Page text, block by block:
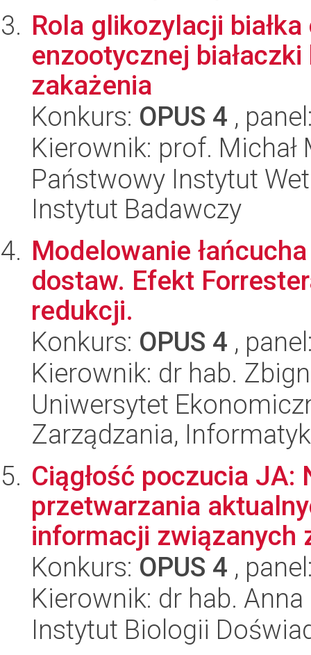
Rola glikozylacji
enzootycznej
zakażenia
Konkurs: OPUS 4 ,
Kierownik: prof. Michał
Państwowy Instytut
Instytut Badawczy
Modelowanie
dostaw. Efekt
redukcji.
Konkurs: OPUS 4 ,
Kierownik: dr hab.
Uniwersytet
Zarządzania,
Ciągłość poczucia JA:
przetwarzania
informacji związanych
Konkurs: OPUS 4 ,
Kierownik: dr hab.
Instytut Biologii